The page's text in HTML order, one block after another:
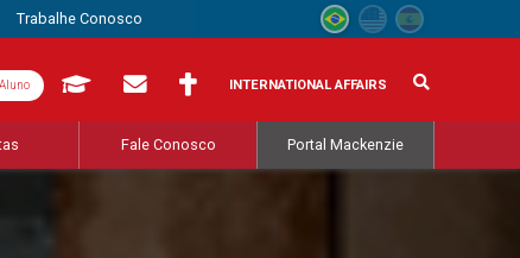
Trabalhe Conosco
INTERNATIONAL AFFAIRS
Fale Conosco Portal Mackenzie